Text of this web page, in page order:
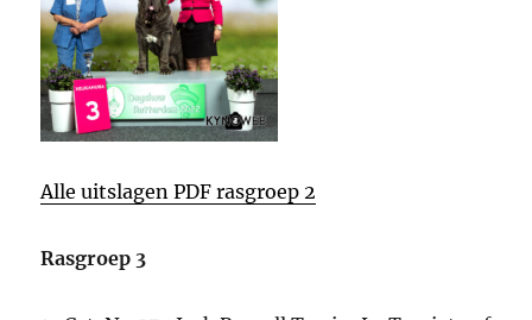
Alle uitslagen PDF rasgroep 2
Rasgroep 3